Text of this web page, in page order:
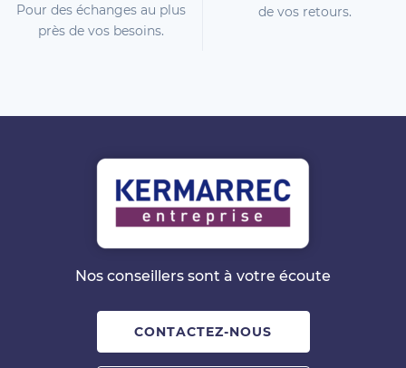
Pour des échanges au plus
près de vos besoins.
de vos retours.
Nos conseillers sont à votre écoute
CONTACTEZ-NOUS